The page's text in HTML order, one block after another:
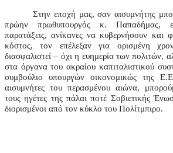
Στην εποχή μας, σαν αισυμνήτης
πρώην πρωθυπουργός κ. Παπαδήμας,
παρατάξεις, ανίκανες να κυβερνήσουν και
κόστος, τον επέλεξαν για ορισμένη
διασφαλιστεί – όχι η ευημερία των πολιτών,
στα όργανα του ακραίου καπιταλιστικού
συμβούλιο υπουργών οικονομικώς της
αισυμνήτες του περασμένου αιώνα,
τους ηγέτες της πάλαι ποτέ Σοβιετικής
διορισμένοι από τον κύκλο του Πολίτμπιρο.